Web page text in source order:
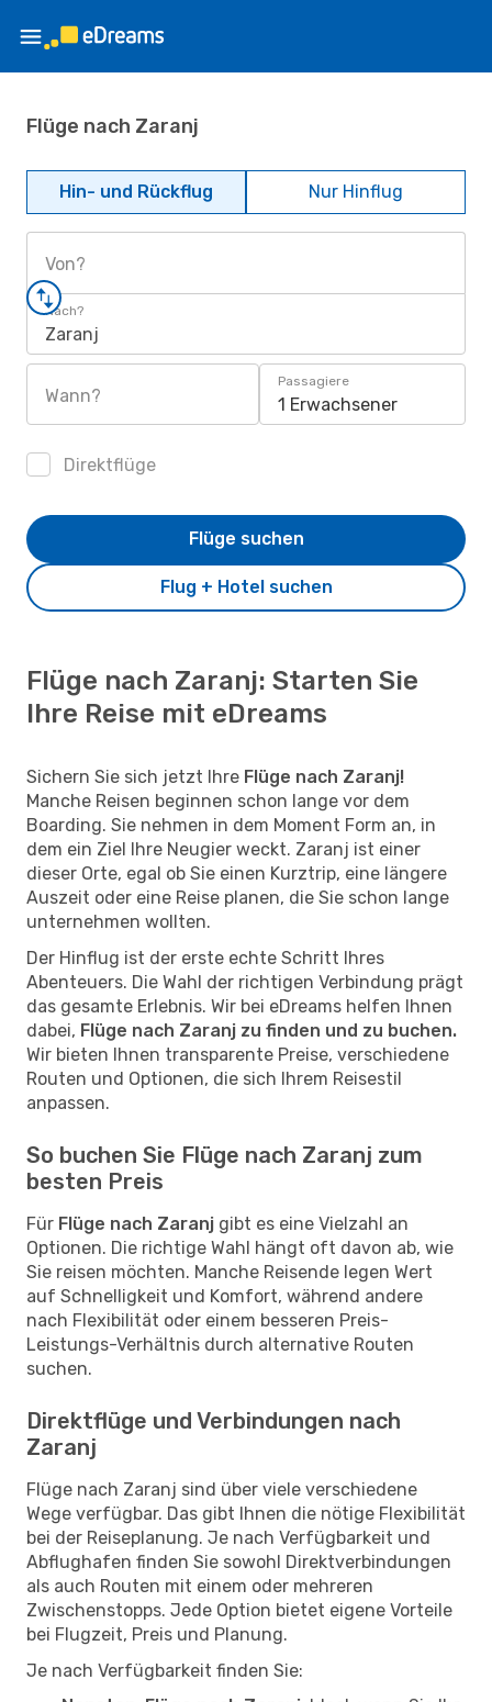
Flüge nach Zaranj
Hin- und Rückflug Nur Hinflug
Von?
Nach?
Zaranj
Wann?
Passagiere
1 Erwachsener
Direktflüge
Flug + Hotel suchen
Flüge suchen
Flüge nach Zaranj: Starten Sie
Ihre Reise mit eDreams
Sichern Sie sich jetzt Ihre Flüge nach Zaranj!
Manche Reisen beginnen schon lange vor dem
Boarding. Sie nehmen in dem Moment Form an, in
dem ein Ziel Ihre Neugier weckt. Zaranj ist einer
dieser Orte, egal ob Sie einen Kurztrip, eine längere
Auszeit oder eine Reise planen, die Sie schon lange
unternehmen wollten.
Der Hinflug ist der erste echte Schritt Ihres
Abenteuers. Die Wahl der richtigen Verbindung prägt
das gesamte Erlebnis. Wir bei eDreams helfen Ihnen
dabei, Flüge nach Zaranj zu finden und zu buchen.
Wir bieten Ihnen transparente Preise, verschiedene
Routen und Optionen, die sich Ihrem Reisestil
anpassen.
So buchen Sie Flüge nach Zaranj zum
besten Preis
Für Flüge nach Zaranj gibt es eine Vielzahl an
Optionen. Die richtige Wahl hängt oft davon ab, wie
Sie reisen möchten. Manche Reisende legen Wert
auf Schnelligkeit und Komfort, während andere
nach Flexibilität oder einem besseren Preis-
Leistungs-Verhältnis durch alternative Routen
suchen.
Direktflüge und Verbindungen nach
Zaranj
Flüge nach Zaranj sind über viele verschiedene
Wege verfügbar. Das gibt Ihnen die nötige Flexibilität
bei der Reiseplanung. Je nach Verfügbarkeit und
Abflughafen finden Sie sowohl Direktverbindungen
als auch Routen mit einem oder mehreren
Zwischenstopps. Jede Option bietet eigene Vorteile
bei Flugzeit, Preis und Planung.
Je nach Verfügbarkeit finden Sie: